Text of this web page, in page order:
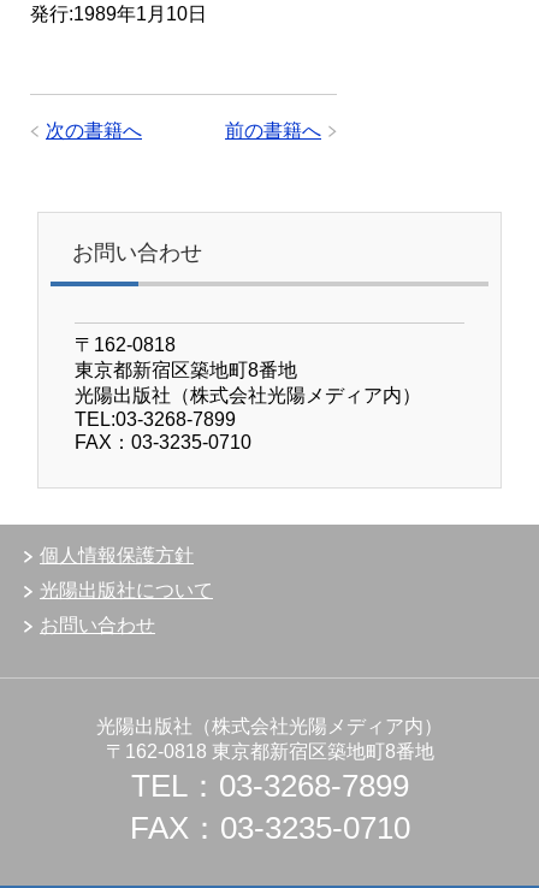
発行:1989年1月10日
前の書籍へ
次の書籍へ
お問い合わせ
〒162-0818
東京都新宿区築地町8番地
光陽出版社（株式会社光陽メディア内）
TEL:03-3268-7899
FAX：03-3235-0710
個人情報保護方針
光陽出版社について
お問い合わせ
光陽出版社（株式会社光陽メディア内）
〒162-0818 東京都新宿区築地町8番地
TEL：03-3268-7899
FAX：03-3235-0710